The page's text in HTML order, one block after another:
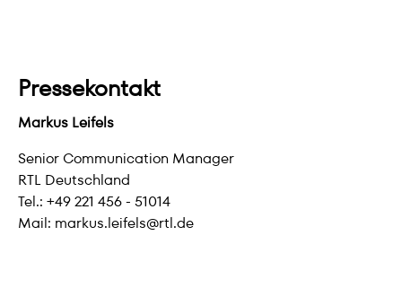
Pressekontakt
Markus Leifels
Senior Communication Manager
RTL Deutschland
Tel.: +49 221 456 - 51014
Mail: markus.leifels@rtl.de